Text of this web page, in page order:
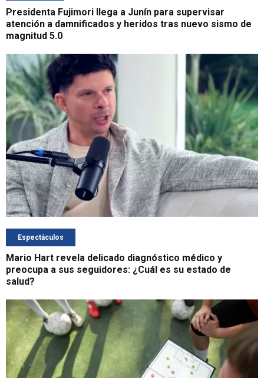
Presidenta Fujimori llega a Junín para supervisar
atención a damnificados y heridos tras nuevo sismo de
magnitud 5.0
Espectáculos
Mario Hart revela delicado diagnóstico médico y
preocupa a sus seguidores: ¿Cuál es su estado de
salud?